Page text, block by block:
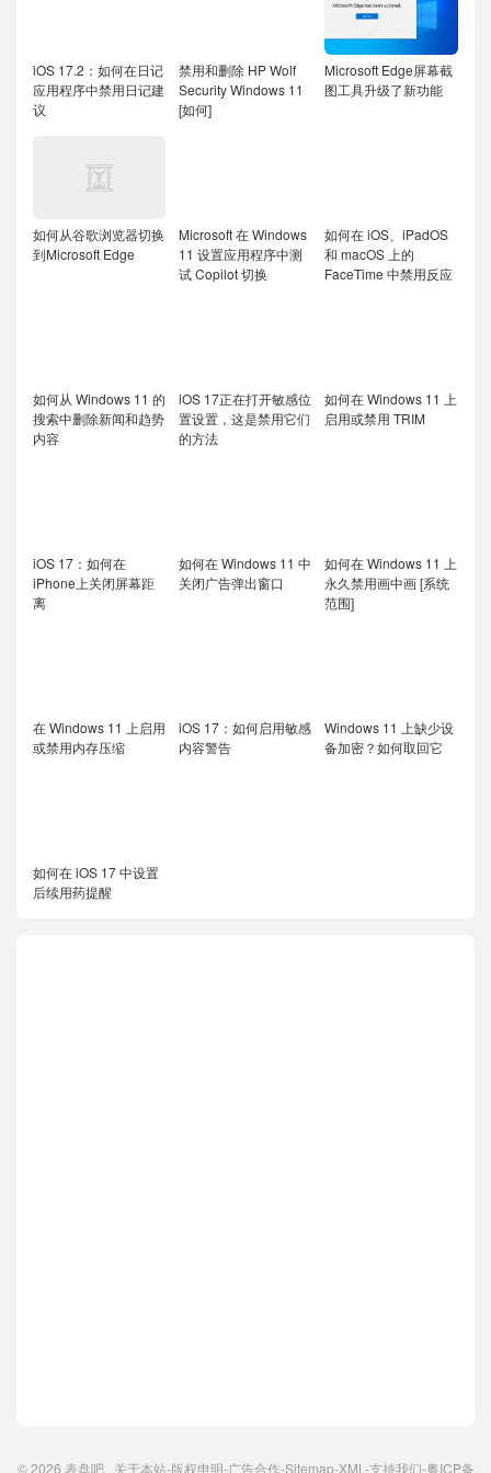
iOS 17.2：如何在日记
应用程序中禁用日记建
议
禁用和删除 HP Wolf
Security Windows 11
[如何]
Microsoft Edge屏幕截
图工具升级了新功能
如何从谷歌浏览器切换
到Microsoft Edge
Microsoft 在 Windows
11 设置应用程序中测
试 Copilot 切换
如何在 iOS、iPadOS
和 macOS 上的
FaceTime 中禁用反应
如何从 Windows 11 的
搜索中删除新闻和趋势
内容
iOS 17正在打开敏感位
置设置，这是禁用它们
的方法
如何在 Windows 11 上
启用或禁用 TRIM
iOS 17：如何在
iPhone上关闭屏幕距
离
如何在 Windows 11 中
关闭广告弹出窗口
如何在 Windows 11 上
永久禁用画中画 [系统
范围]
在 Windows 11 上启用
或禁用内存压缩
iOS 17：如何启用敏感
内容警告
Windows 11 上缺少设
备加密？如何取回它
如何在 iOS 17 中设置
后续用药提醒
© 2026 表盘吧 关于本站-版权申明-广告合作-Sitemap-XML -支持我们-粤ICP备